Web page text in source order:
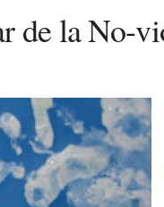
de la No-